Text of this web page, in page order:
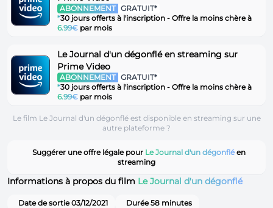
ABONNEMENT GRATUIT*
*30 jours offerts à l'inscription - Offre la moins chère à
6.99€ par mois
Le Journal d'un dégonflé en streaming sur
Prime Video
ABONNEMENT GRATUIT*
*30 jours offerts à l'inscription - Offre la moins chère à
6.99€ par mois
Le film Le Journal d'un dégonflé est disponible en streaming sur une
autre plateforme ?
Suggérer une offre légale pour Le Journal d'un dégonflé en
streaming
Informations à propos du film Le Journal d'un dégonflé
Date de sortie 03/12/2021 Durée 58 minutes